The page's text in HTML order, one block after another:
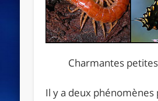
Charmantes
Il y a deux phénomènes